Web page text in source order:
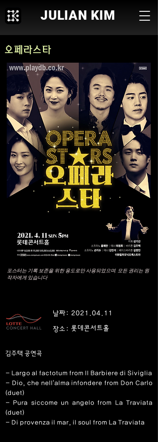
JULIAN KIM
오페라스타
포스터는 기록 보존을 위한 용도로만 사용되었으며, 모든 권리는 원
작자에게 있습니다
날짜: 2021.04.11
장소: 롯데콘서트홀
김주택 공연곡
- Largo al factotum from Il Barbiere di Siviglia
- Dio, che nell'alma infondere from Don Carlo
(duet)
- Pura siccome un angelo from La Traviata
(duet)
- Di provenza il mar, il soul from La Traviata